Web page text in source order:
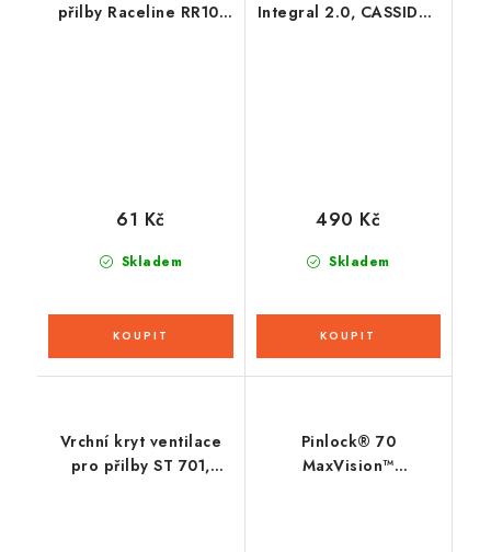
přilby Raceline RR10,
Skladem
61 Kč
Integral 2.0, CASSIDA -
Skladem
490 Kč
Vrchní kryt ventilace
pro přilby ST 701,
Pinlock® 70
MaxVision™